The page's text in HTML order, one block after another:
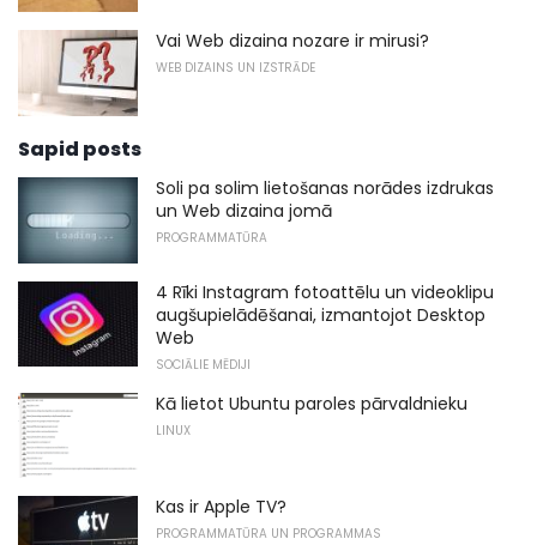
Vai Web dizaina nozare ir mirusi?
WEB DIZAINS UN IZSTRĀDE
Sapid posts
Soli pa solim lietošanas norādes izdrukas
un Web dizaina jomā
PROGRAMMATŪRA
4 Rīki Instagram fotoattēlu un videoklipu
augšupielādēšanai, izmantojot Desktop
Web
SOCIĀLIE MĒDIJI
Kā lietot Ubuntu paroles pārvaldnieku
LINUX
Kas ir Apple TV?
PROGRAMMATŪRA UN PROGRAMMAS